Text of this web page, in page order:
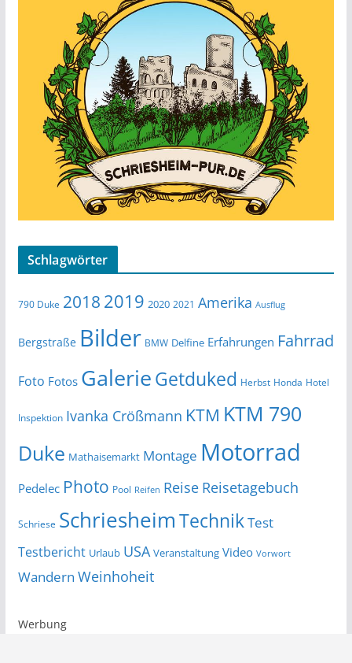
Schlagwörter
790 Duke 2018 2019 2020 2021 Amerika Ausflug
Bergstraße Bilder BMW Delfine Erfahrungen Fahrrad
Foto Fotos GalerieGetduked Herbst Honda Hotel
Inspektion Ivanka Crößmann KTM KTM 790
Duke Mathaisemarkt Montage Motorrad
Pedelec Photo Pool Reifen Reise Reisetagebuch
Schriese SchriesheimTechnikTest
Testbericht Urlaub USA Veranstaltung Video Vorwort
Wandern Weinhoheit
Werbung